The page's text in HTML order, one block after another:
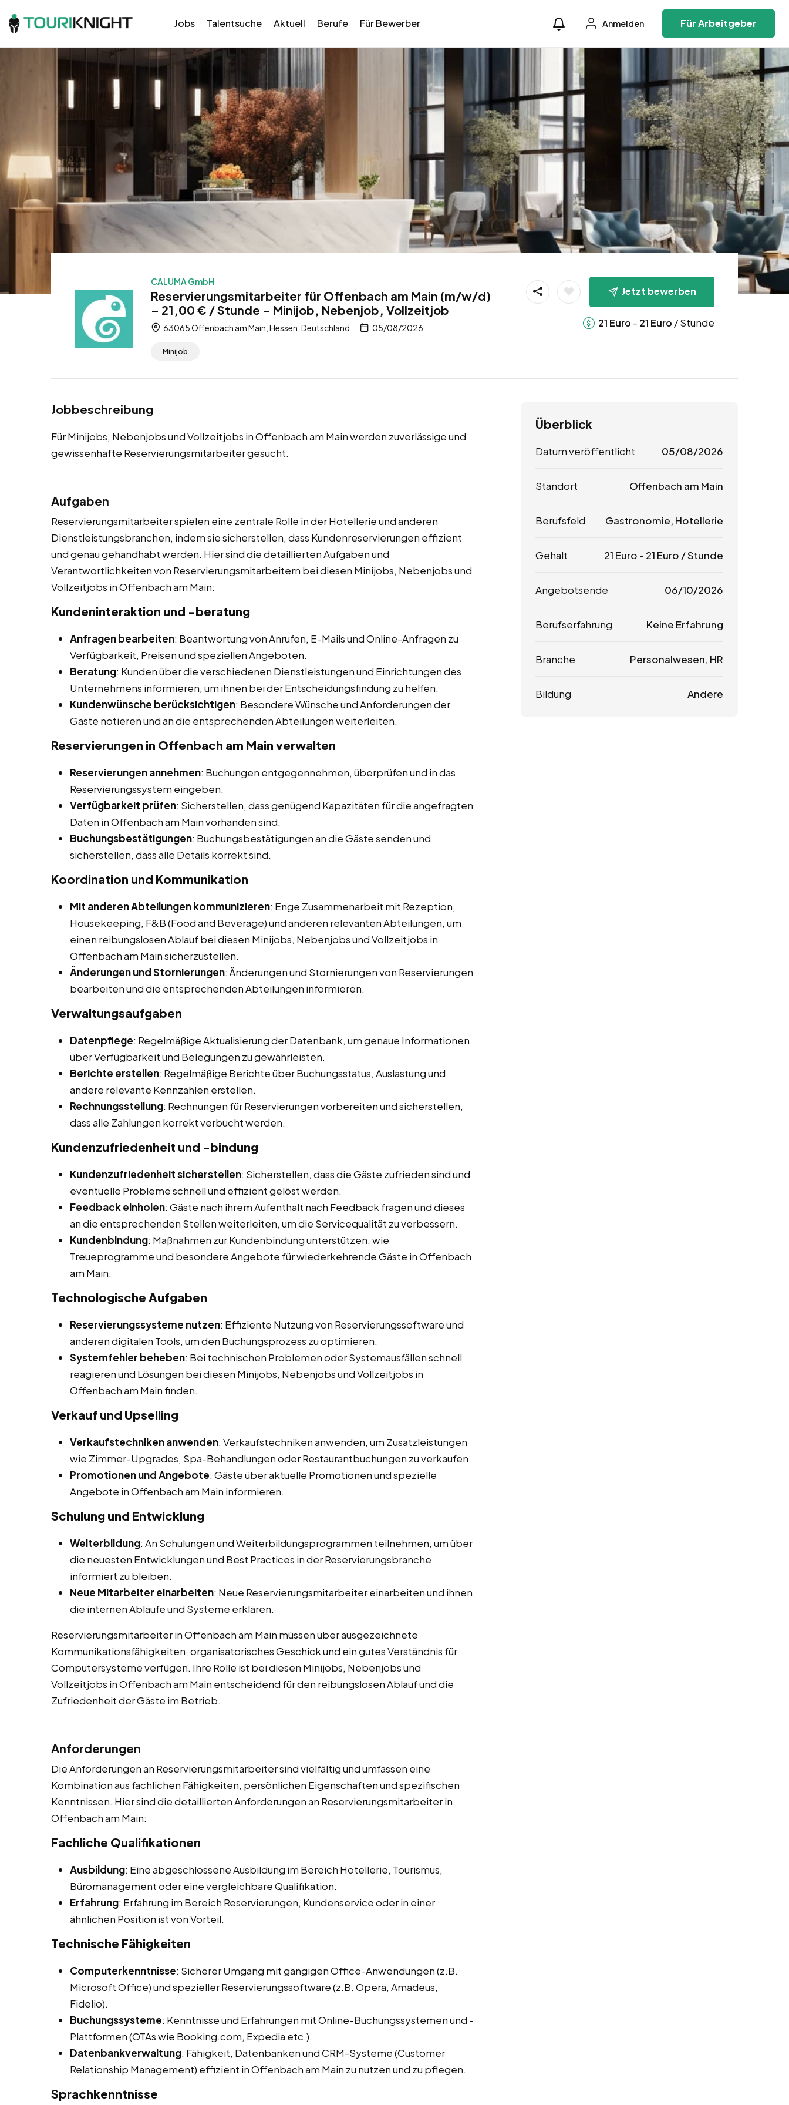
Jobs Talentsuche Aktuell Berufe Für Bewerber Anmelden Für Arbeitgeber
CALUMA GmbH
Reservierungsmitarbeiter für Offenbach am Main (m/w/d)
– 21,00 € / Stunde – Minijob, Nebenjob, Vollzeitjob
63065 Offenbach am Main, Hessen, Deutschland 05/08/2026
Minijob
Jetzt bewerben
21 Euro - 21 Euro / Stunde
Jobbeschreibung
Für Minijobs, Nebenjobs und Vollzeitjobs in Offenbach am Main werden zuverlässige und
gewissenhafte Reservierungsmitarbeiter gesucht.
Aufgaben
Reservierungsmitarbeiter spielen eine zentrale Rolle in der Hotellerie und anderen
Dienstleistungsbranchen, indem sie sicherstellen, dass Kundenreservierungen effizient
und genau gehandhabt werden. Hier sind die detaillierten Aufgaben und
Verantwortlichkeiten von Reservierungsmitarbeitern bei diesen Minijobs, Nebenjobs und
Vollzeitjobs in Offenbach am Main:
Kundeninteraktion und -beratung
Anfragen bearbeiten: Beantwortung von Anrufen, E-Mails und Online-Anfragen zu
Verfügbarkeit, Preisen und speziellen Angeboten.
Beratung: Kunden über die verschiedenen Dienstleistungen und Einrichtungen des
Unternehmens informieren, um ihnen bei der Entscheidungsfindung zu helfen.
Kundenwünsche berücksichtigen: Besondere Wünsche und Anforderungen der
Gäste notieren und an die entsprechenden Abteilungen weiterleiten.
Reservierungen in Offenbach am Main verwalten
Reservierungen annehmen: Buchungen entgegennehmen, überprüfen und in das
Reservierungssystem eingeben.
Verfügbarkeit prüfen: Sicherstellen, dass genügend Kapazitäten für die angefragten
Daten in Offenbach am Main vorhanden sind.
Buchungsbestätigungen: Buchungsbestätigungen an die Gäste senden und
sicherstellen, dass alle Details korrekt sind.
Koordination und Kommunikation
Mit anderen Abteilungen kommunizieren: Enge Zusammenarbeit mit Rezeption,
Housekeeping, F&B (Food and Beverage) und anderen relevanten Abteilungen, um
einen reibungslosen Ablauf bei diesen Minijobs, Nebenjobs und Vollzeitjobs in
Offenbach am Main sicherzustellen.
Änderungen und Stornierungen: Änderungen und Stornierungen von Reservierungen
bearbeiten und die entsprechenden Abteilungen informieren.
Verwaltungsaufgaben
Datenpflege: Regelmäßige Aktualisierung der Datenbank, um genaue Informationen
über Verfügbarkeit und Belegungen zu gewährleisten.
Berichte erstellen: Regelmäßige Berichte über Buchungsstatus, Auslastung und
andere relevante Kennzahlen erstellen.
Rechnungsstellung: Rechnungen für Reservierungen vorbereiten und sicherstellen,
dass alle Zahlungen korrekt verbucht werden.
Kundenzufriedenheit und -bindung
Kundenzufriedenheit sicherstellen: Sicherstellen, dass die Gäste zufrieden sind und
eventuelle Probleme schnell und effizient gelöst werden.
Feedback einholen: Gäste nach ihrem Aufenthalt nach Feedback fragen und dieses
an die entsprechenden Stellen weiterleiten, um die Servicequalität zu verbessern.
Kundenbindung: Maßnahmen zur Kundenbindung unterstützen, wie
Treueprogramme und besondere Angebote für wiederkehrende Gäste in Offenbach
am Main.
Technologische Aufgaben
Reservierungssysteme nutzen: Effiziente Nutzung von Reservierungssoftware und
anderen digitalen Tools, um den Buchungsprozess zu optimieren.
Systemfehler beheben: Bei technischen Problemen oder Systemausfällen schnell
reagieren und Lösungen bei diesen Minijobs, Nebenjobs und Vollzeitjobs in
Offenbach am Main finden.
Verkauf und Upselling
Verkaufstechniken anwenden: Verkaufstechniken anwenden, um Zusatzleistungen
wie Zimmer-Upgrades, Spa-Behandlungen oder Restaurantbuchungen zu verkaufen.
Promotionen und Angebote: Gäste über aktuelle Promotionen und spezielle
Angebote in Offenbach am Main informieren.
Schulung und Entwicklung
Weiterbildung: An Schulungen und Weiterbildungsprogrammen teilnehmen, um über
die neuesten Entwicklungen und Best Practices in der Reservierungsbranche
informiert zu bleiben.
Neue Mitarbeiter einarbeiten: Neue Reservierungsmitarbeiter einarbeiten und ihnen
die internen Abläufe und Systeme erklären.
Reservierungsmitarbeiter in Offenbach am Main müssen über ausgezeichnete
Kommunikationsfähigkeiten, organisatorisches Geschick und ein gutes Verständnis für
Computersysteme verfügen. Ihre Rolle ist bei diesen Minijobs, Nebenjobs und
Vollzeitjobs in Offenbach am Main entscheidend für den reibungslosen Ablauf und die
Zufriedenheit der Gäste im Betrieb.
Anforderungen
Die Anforderungen an Reservierungsmitarbeiter sind vielfältig und umfassen eine
Kombination aus fachlichen Fähigkeiten, persönlichen Eigenschaften und spezifischen
Kenntnissen. Hier sind die detaillierten Anforderungen an Reservierungsmitarbeiter in
Offenbach am Main:
Fachliche Qualifikationen
Ausbildung: Eine abgeschlossene Ausbildung im Bereich Hotellerie, Tourismus,
Büromanagement oder eine vergleichbare Qualifikation.
Erfahrung: Erfahrung im Bereich Reservierungen, Kundenservice oder in einer
ähnlichen Position ist von Vorteil.
Technische Fähigkeiten
Computerkenntnisse: Sicherer Umgang mit gängigen Office-Anwendungen (z.B.
Microsoft Office) und spezieller Reservierungssoftware (z.B. Opera, Amadeus,
Fidelio).
Buchungssysteme: Kenntnisse und Erfahrungen mit Online-Buchungssystemen und -
Plattformen (OTAs wie Booking.com, Expedia etc.).
Datenbankverwaltung: Fähigkeit, Datenbanken und CRM-Systeme (Customer
Relationship Management) effizient in Offenbach am Main zu nutzen und zu pflegen.
Sprachkenntnisse
Überblick
Datum veröffentlicht 05/08/2026
Standort Offenbach am Main
Berufsfeld Gastronomie, Hotellerie
Gehalt 21 Euro - 21 Euro / Stunde
Angebotsende 06/10/2026
Berufserfahrung Keine Erfahrung
Branche Personalwesen, HR
Bildung Andere